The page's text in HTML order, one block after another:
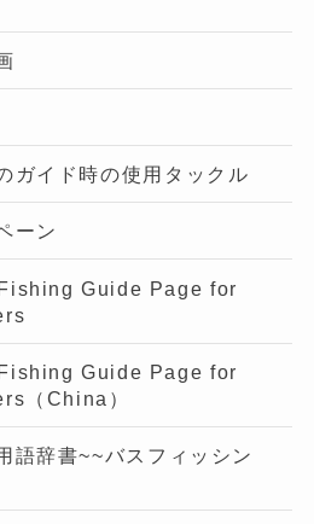
ガイド時の使用タックル
ーン
Guide Page for
Guide Page for
（China）
語辞書~~バスフィッシン